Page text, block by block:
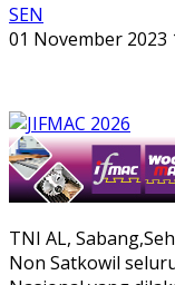
SEN
01 November 2023
TNI AL,
Non Satkowil